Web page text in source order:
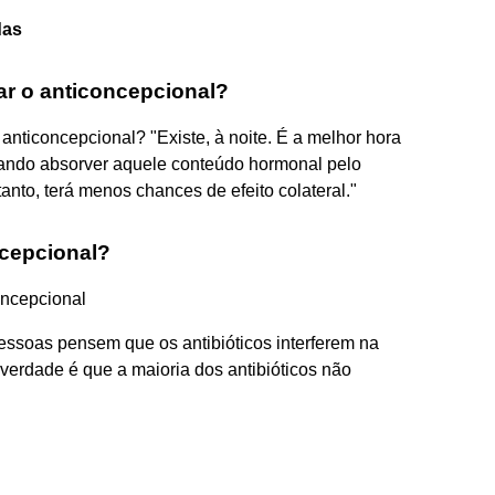
o anticoncepcional?
"Existe, à noite. É a melhor hora
absorver aquele conteúdo hormonal pelo
terá menos chances de efeito colateral."
pensem que os antibióticos interferem na
é que a maioria dos antibióticos não